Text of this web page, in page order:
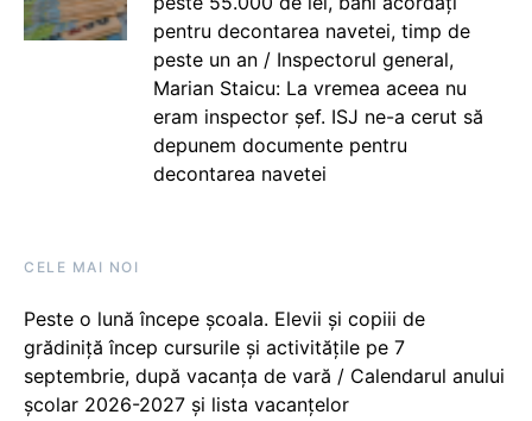
pentru decontarea navetei, timp de
peste un an / Inspectorul general,
Marian Staicu: La vremea aceea nu
eram inspector șef. ISJ ne-a cerut să
depunem documente pentru
decontarea navetei
CELE MAI NOI
Peste o lună începe școala. Elevii și copiii de
grădiniță încep cursurile și activitățile pe 7
septembrie, după vacanța de vară / Calendarul anului
școlar 2026-2027 și lista vacanțelor